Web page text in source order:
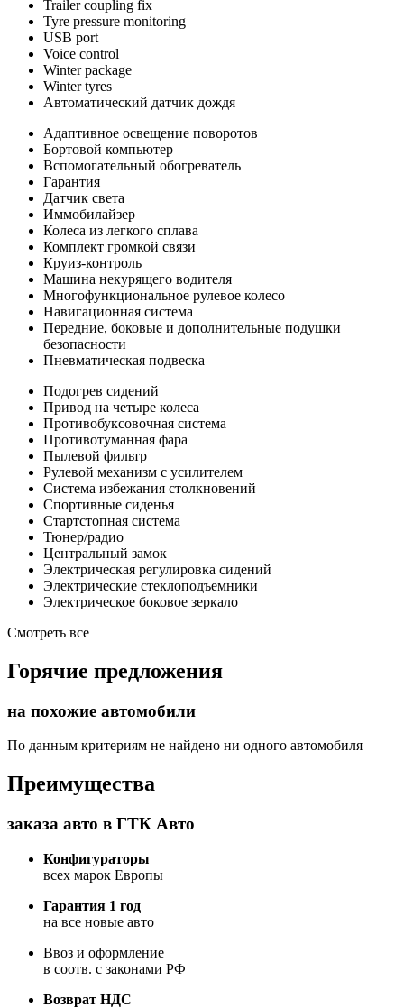
Trailer coupling fix
Tyre pressure monitoring
USB port
Voice control
Winter package
Winter tyres
Автоматический датчик дождя
Адаптивное освещение поворотов
Бортовой компьютер
Вспомогательный обогреватель
Гарантия
Датчик света
Иммобилайзер
Колеса из легкого сплава
Комплект громкой связи
Круиз-контроль
Машина некурящего водителя
Многофункциональное рулевое колесо
Навигационная система
Передние, боковые и дополнительные подушки
безопасности
Пневматическая подвеска
Подогрев сидений
Привод на четыре колеса
Противобуксовочная система
Противотуманная фара
Пылевой фильтр
Рулевой механизм с усилителем
Система избежания столкновений
Спортивные сиденья
Стартстопная система
Тюнер/радио
Центральный замок
Электрическая регулировка сидений
Электрические стеклоподъемники
Электрическое боковое зеркало
Смотреть все
Горячие предложения
на похожие автомобили
По данным критериям не найдено ни одного автомобиля
Преимущества
заказа авто в ГТК Авто
Конфигураторы
всех марок Европы
Гарантия 1 год
на все новые авто
Ввоз и оформление
в соотв. с законами РФ
Возврат НДС